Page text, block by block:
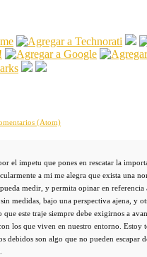
(Atom)
el impetu que pones en rescatar la
a mi me alegra que exista una
medir, y permita opinar en referencia
medidas, bajo una perspectiva ajena, y
este traje siempre debe exigirnos a
los que viven en nuestro entorno. Estoy
debidos son algo que no pueden escapar